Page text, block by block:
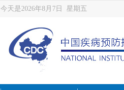
今天是2026年8月7日 星期五